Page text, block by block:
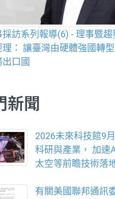
採訪系列報導(6) - 理事暨
理： 讓臺灣由硬體強國轉
口國
新聞
2026未來科技館9
科研與產業， 加速
太空等前瞻技術落
有關美國聯邦通訊